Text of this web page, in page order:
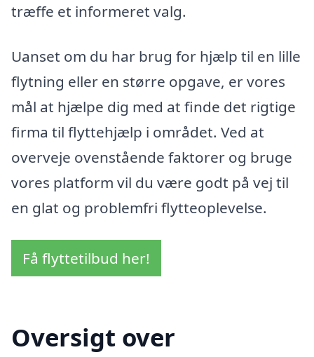
træffe et informeret valg.
Uanset om du har brug for hjælp til en lille
flytning eller en større opgave, er vores
mål at hjælpe dig med at finde det rigtige
firma til flyttehjælp i området. Ved at
overveje ovenstående faktorer og bruge
vores platform vil du være godt på vej til
en glat og problemfri flytteoplevelse.
Få flyttetilbud her!
Oversigt over